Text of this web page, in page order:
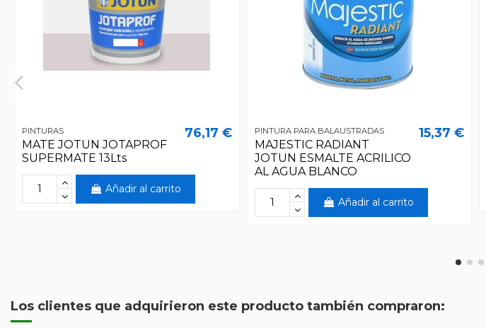
PINTURAS
MATE JOTUN JOTAPROF
SUPERMATE 13Lts
76,17 €
Añadir al carrito
PINTURA PARA BALAUSTRADAS
MAJESTIC RADIANT
JOTUN ESMALTE ACRILICO
AL AGUA BLANCO
15,37 €
Añadir al carrito
Los clientes que adquirieron este producto también compraron: